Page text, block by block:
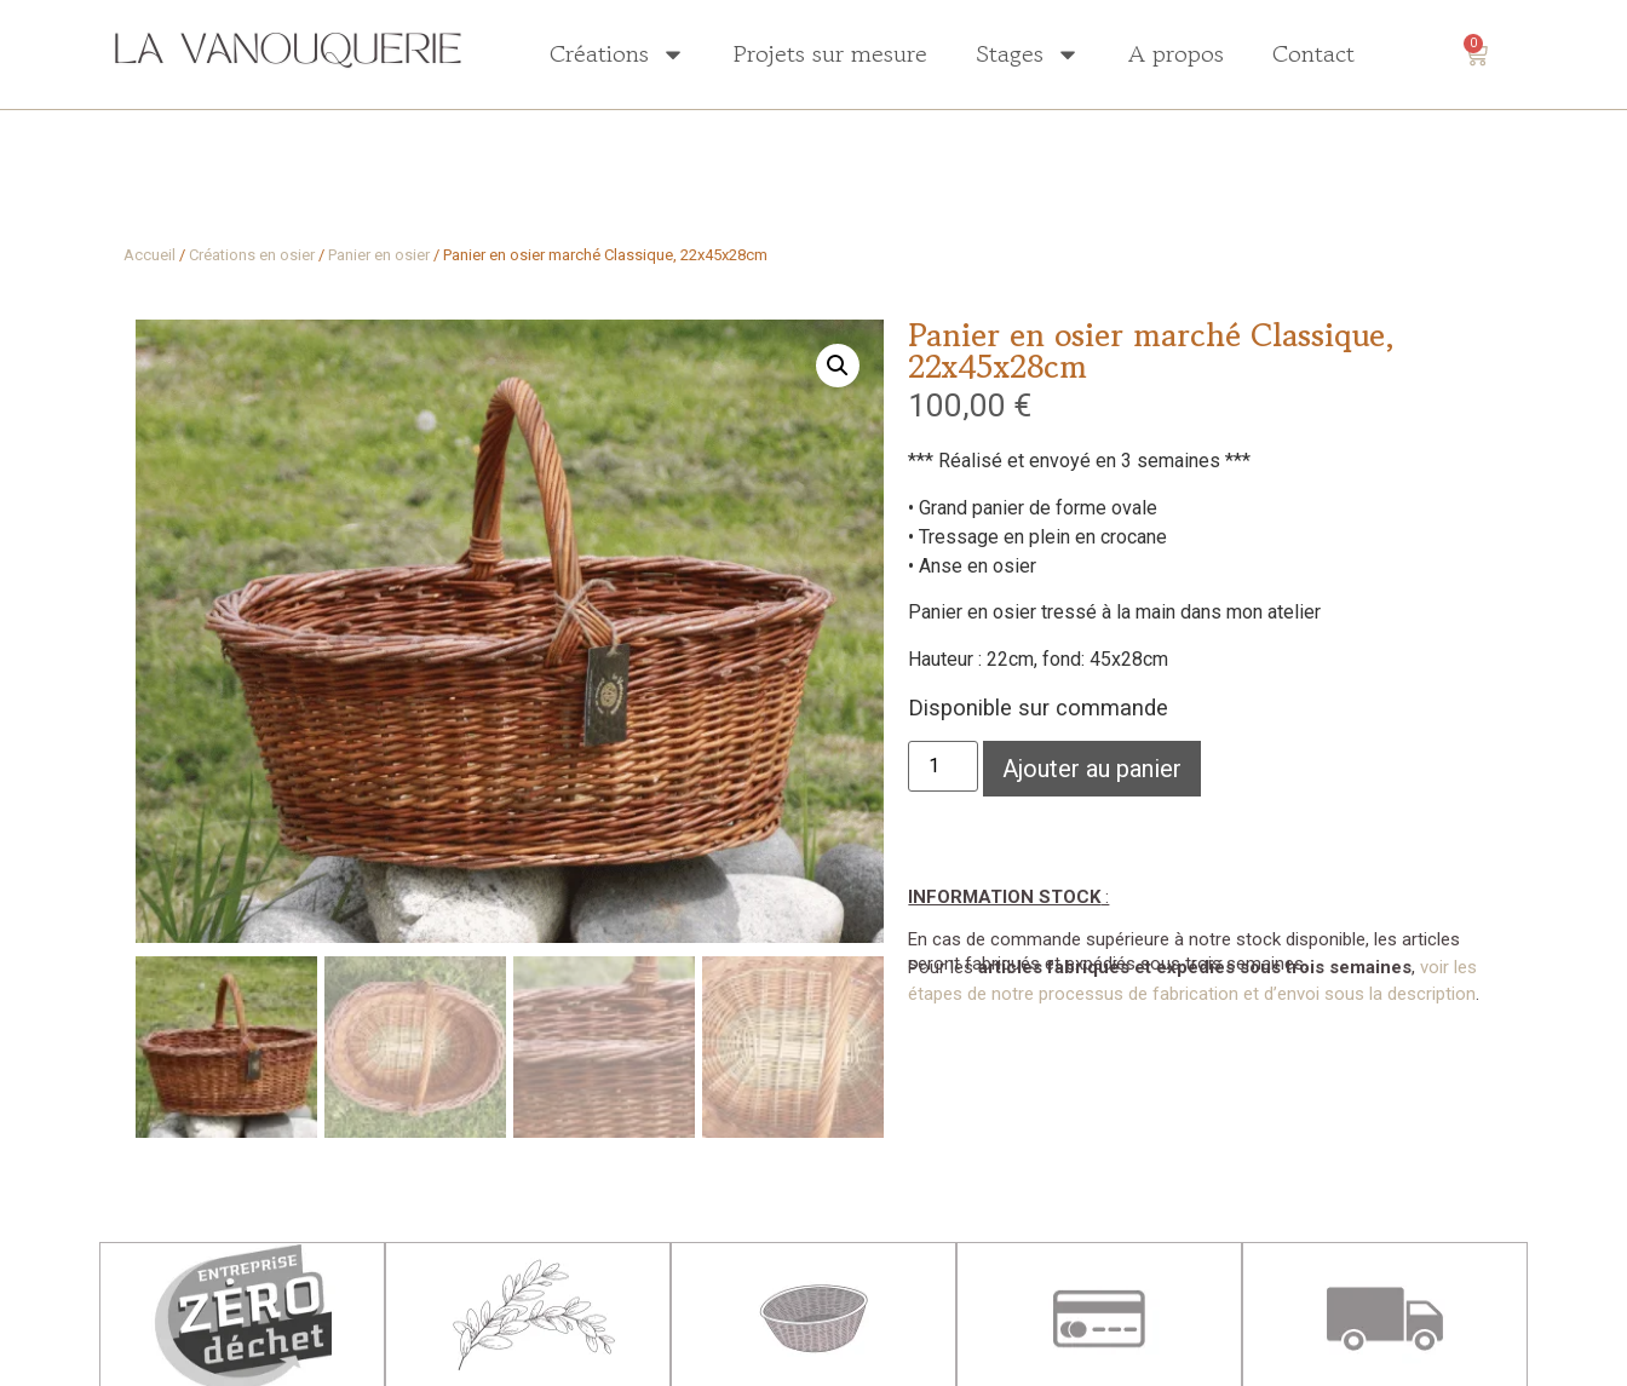
Créations Projets sur mesure Stages A propos Contact 0
Accueil / Créations en osier / Panier en osier / Panier en osier marché Classique, 22x45x28cm
Panier en osier marché Classique,
22x45x28cm
100,00 €
*** Réalisé et envoyé en 3 semaines ***
• Grand panier de forme ovale
• Tressage en plein en crocane
• Anse en osier
Panier en osier tressé à la main dans mon atelier
Hauteur : 22cm, fond: 45x28cm
Disponible sur commande
Ajouter au panier
INFORMATION STOCK:
En cas de commande supérieure à notre stock disponible, les articles
seront fabriqués et expédiés sous trois semaines.
Pour lesarticles fabriqués et expédiés sous trois semaines,voir les
étapes de notre processus de fabrication et d’envoi sous la description.